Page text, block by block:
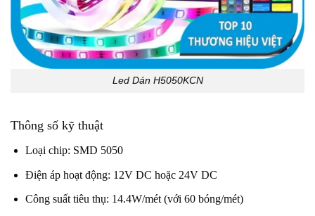
Led Dán H5050KCN
Thông số kỹ thuật
Loại chip: SMD 5050
Điện áp hoạt động: 12V DC hoặc 24V DC
Công suất tiêu thụ: 14.4W/mét (với 60 bóng/mét)